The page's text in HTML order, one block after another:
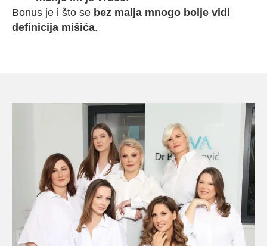
Bonus je i što se bez malja mnogo bolje vidi
definicija mišića.